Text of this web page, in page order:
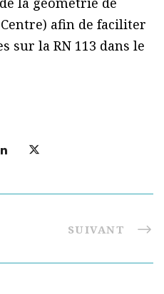
afin de faciliter
sur la RN 113 dans le
SUIVANT